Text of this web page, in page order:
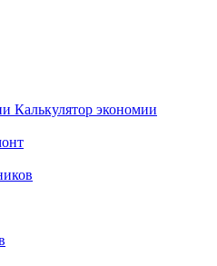
Калькулятор экономии